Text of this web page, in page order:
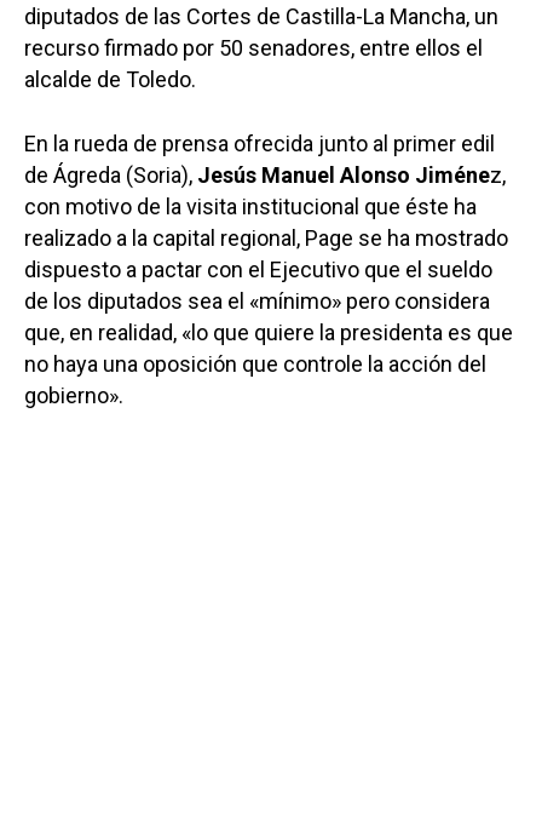
diputados de las Cortes de Castilla-La Mancha, un
recurso firmado por 50 senadores, entre ellos el
alcalde de Toledo.
En la rueda de prensa ofrecida junto al primer edil
de Ágreda (Soria), Jesús Manuel Alonso Jiménez,
con motivo de la visita institucional que éste ha
realizado a la capital regional, Page se ha mostrado
dispuesto a pactar con el Ejecutivo que el sueldo
de los diputados sea el «mínimo» pero considera
que, en realidad, «lo que quiere la presidenta es que
no haya una oposición que controle la acción del
gobierno».